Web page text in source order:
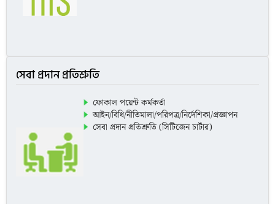
সেবা প্রদান প্রতিশ্রুতি
ফোকাল পয়েন্ট কর্মকর্তা
আইন/বিধি/নীতিমালা/পরিপত্র/নির্দেশিকা/প্রজ্ঞাপন
সেবা প্রদান প্রতিশ্রুতি (সিটিজেন চার্টার)